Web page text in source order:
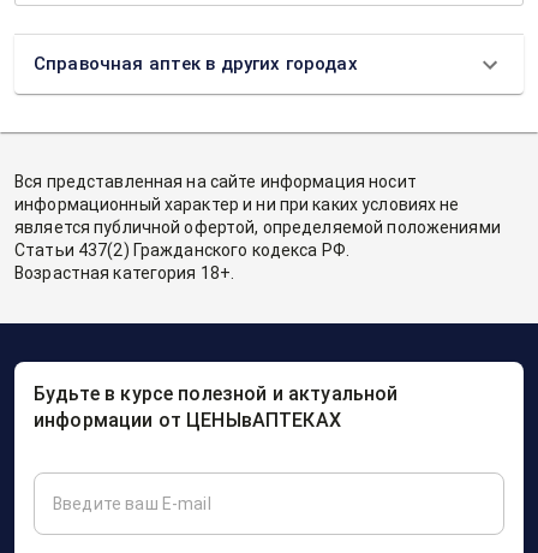
Справочная аптек в других городах
Вся представленная на сайте информация носит
информационный характер и ни при каких условиях не
является публичной офертой, определяемой положениями
Статьи 437(2) Гражданского кодекса РФ.
Возрастная категория 18+.
Будьте в курсе полезной и актуальной
информации от ЦЕНЫвАПТЕКАХ